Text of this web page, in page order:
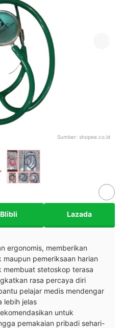
Sumber: shopee.co.id
Blibli Lazada
ergonomis, memberikan
pemeriksaan harian
membuat stetoskop terasa
rasa percaya diri
pelajar medis mendengar
lebih jelas
untuk
pemakaian pribadi sehari-